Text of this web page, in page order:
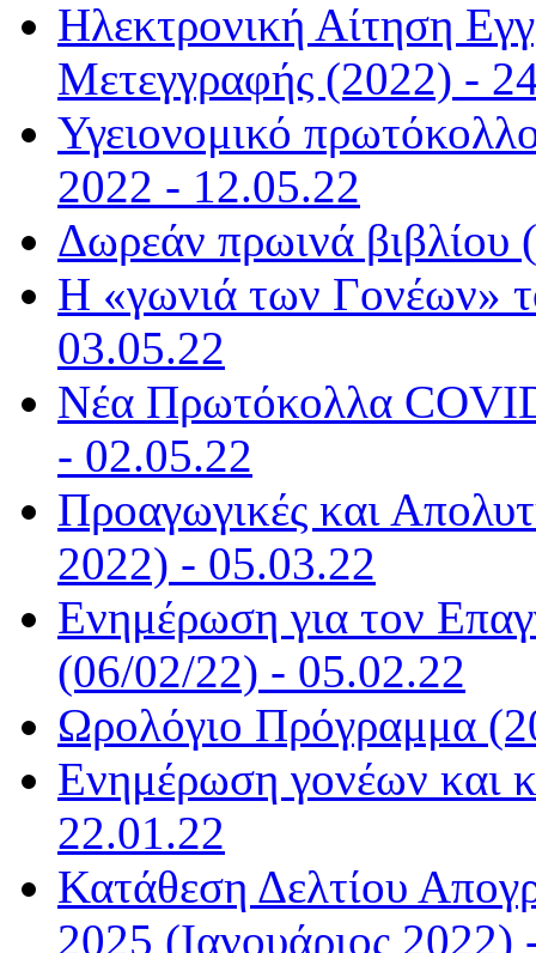
Ηλεκτρονική Αίτηση
Μετεγγραφής (2022) -
Υγειονομικό
2022 - 12.05.22
Δωρεάν πρωινά
Η «γωνιά των Γονέων»
03.05.22
Νέα Πρωτόκολλα
- 02.05.22
Προαγωγικές και
2022) - 05.03.22
Ενημέρωση για τον
(06/02/22) - 05.02.22
Ωρολόγιο Πρόγραμμα
Ενημέρωση γονέων και
22.01.22
Κατάθεση Δελτίου
2025 (Ιανουάριος